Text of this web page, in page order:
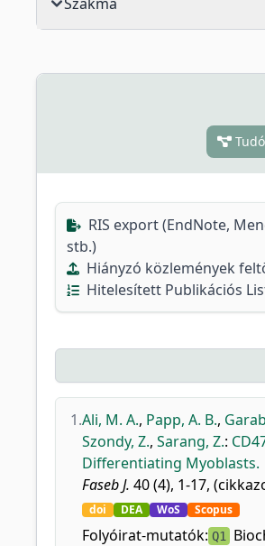
RIS export (EndNote,
stb.)
Hiányzó közlemények
Hitelesített Publikációs
1.Ali, M. A., Papp, A. B.,
Szondy, Z., Sarang, Z.:
Differentiating Myoblasts.
Faseb J. 40 (4), 1-17,
doi DEA WoS Scopus
Folyóirat-mutatók: Q1